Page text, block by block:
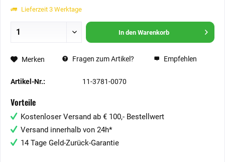
Lieferzeit 3 Werktage
In den Warenkorb
Merken Fragen zum Artikel? Empfehlen
Artikel-Nr.: 11-3781-0070
Vorteile
Kostenloser Versand ab € 100,- Bestellwert
Versand innerhalb von 24h*
14 Tage Geld-Zurück-Garantie